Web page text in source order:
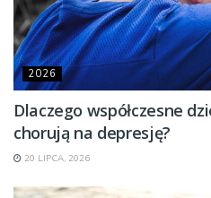
2026
Dlaczego współczesne
chorują na depresję?
20 LIPCA, 2026